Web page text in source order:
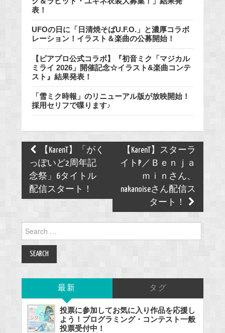
表！
UFOの日に「日清焼そばU.F.O.」と濃厚コラボ
レーション！イラスト＆楽曲の公募開始！
【ピアプロ公式コラボ】『初音ミク「マジカル
ミライ 2026」開催記念☆イラスト&楽曲コンテ
スト』結果発表！
「雪ミク時報」のリニューアル版が放映開始！
採用セリフで喋ります♪
Post
navigation
【KarenT】「がく
っぽいど2周年記
念祭」6タイトル
配信スタート！
【KarenT】スターラ
イトP／Ｂｅｎｊａ
ｍｉｎさん、
nakanoiseさん配信ス
タート！
for:
最新 タグ
投票に参加してお気に入り作品を応援し
よう！プログラミング・コンテスト一般
投票受付中！